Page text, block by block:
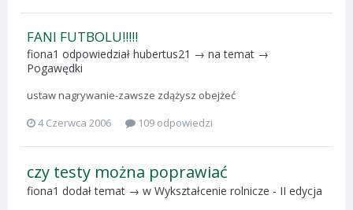
FANI FUTBOLU!!!!!
fiona1 odpowiedział hubertus21 → na temat →
Pogawędki
ustaw nagrywanie-zawsze zdążysz obejżeć
4 Czerwca 2006
109 odpowiedzi
czy testy można poprawiać
fiona1 dodał temat → w Wykształcenie rolnicze - II edycja